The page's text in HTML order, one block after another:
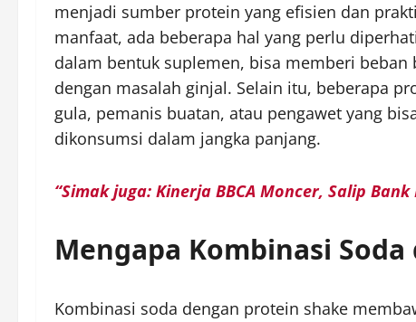
menjadi sumber protein yang efisien dan
manfaat, ada beberapa hal yang perlu
dalam bentuk suplemen, bisa memberi
dengan masalah ginjal. Selain itu, beberapa
gula, pemanis buatan, atau pengawet yang
dikonsumsi dalam jangka panjang.
“Simak juga: Kinerja BBCA Moncer, Salip
Mengapa Kombinasi
Kombinasi soda dengan protein shake